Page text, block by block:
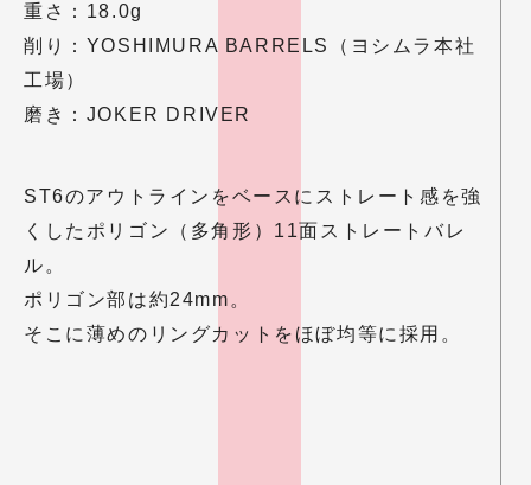
重さ：18.0g
削り：YOSHIMURA BARRELS（ ヨシムラ本社
工場）
磨き：JOKER DRIVER
ST6のアウトラインをベースにストレート感を強
くしたポリゴン（多角形）11面ストレートバレ
ル。
ポリゴン部は約24mm。
そこに薄めのリングカットをほぼ均等に採用。